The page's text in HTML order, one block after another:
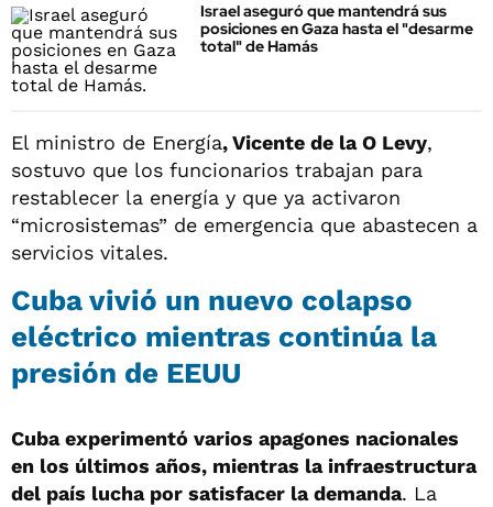
Israel aseguró que mantendrá sus
posiciones en Gaza hasta el "desarme
total" de Hamás
El ministro de Energía, Vicente de la O Levy,
sostuvo que los funcionarios trabajan para
restablecer la energía y que ya activaron
“microsistemas” de emergencia que abastecen a
servicios vitales.
Cuba vivió un nuevo colapso
eléctrico mientras continúa la
presión de EEUU
Cuba experimentó varios apagones nacionales
en los últimos años, mientras la infraestructura
del país lucha por satisfacer la demanda. La